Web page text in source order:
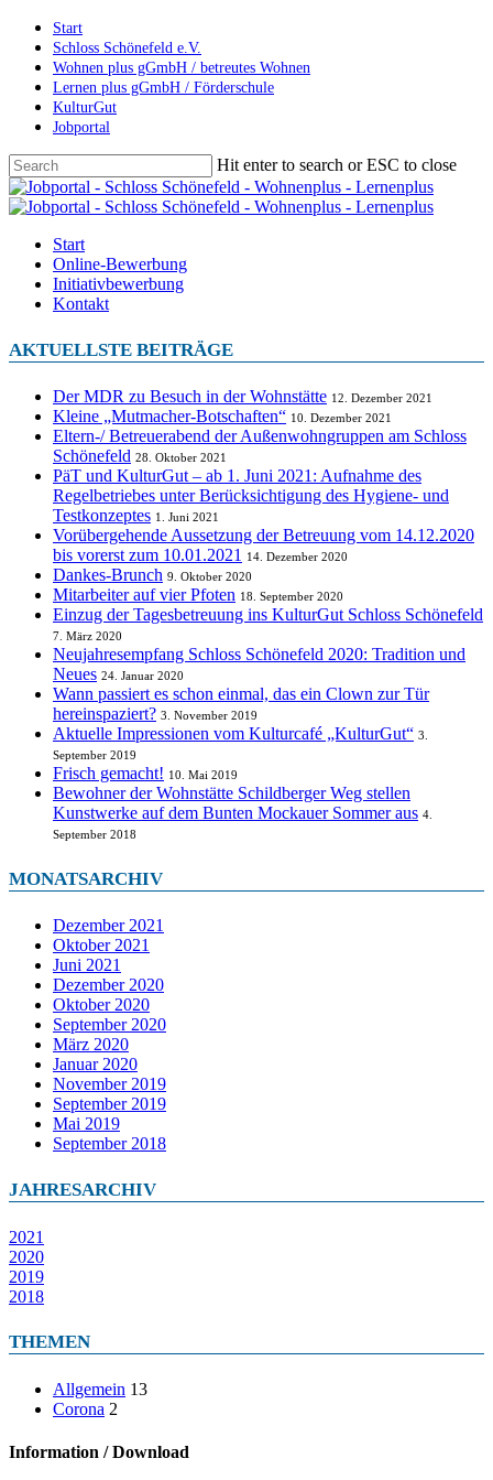
Skip
main
content
Start
Schloss Schönefeld e.V.
Wohnen plus gGmbH / betreutes Wohnen
Lernen plus gGmbH / Förderschule
KulturGut
Jobportal
Hit enter to search or ESC to close
Close
Search
Menu
Start
Online-Bewerbung
Initiativbewerbung
Kontakt
AKTUELLSTE BEITRÄGE
Der MDR zu Besuch in der Wohnstätte 12. Dezember 2021
Kleine „Mutmacher-Botschaften“ 10. Dezember 2021
Eltern-/ Betreuerabend der Außenwohngruppen am Schloss
Schönefeld 28. Oktober 2021
PäT und KulturGut – ab 1. Juni 2021: Aufnahme des
Regelbetriebes unter Berücksichtigung des Hygiene- und
Testkonzeptes 1. Juni 2021
Vorübergehende Aussetzung der Betreuung vom 14.12.2020
bis vorerst zum 10.01.2021
14. Dezember 2020
Dankes-Brunch 9. Oktober 2020
Mitarbeiter auf vier Pfoten 18. September 2020
Einzug der Tagesbetreuung ins KulturGut Schloss Schönefeld
7. März 2020
Neujahresempfang Schloss Schönefeld 2020: Tradition und
Neues 24. Januar 2020
Wann passiert es schon einmal, das ein Clown zur Tür
hereinspaziert? 3. November 2019
Aktuelle Impressionen vom Kulturcafé „KulturGut“ 3.
September 2019
Frisch gemacht! 10. Mai 2019
Bewohner der Wohnstätte Schildberger Weg stellen
Kunstwerke auf dem Bunten Mockauer Sommer aus 4.
September 2018
MONATSARCHIV
Dezember 2021
Oktober 2021
Juni 2021
Dezember 2020
Oktober 2020
September 2020
März 2020
Januar 2020
November 2019
September 2019
Mai 2019
September 2018
JAHRESARCHIV
2021
2020
2019
2018
THEMEN
Allgemein 13
Corona 2
Information / Download